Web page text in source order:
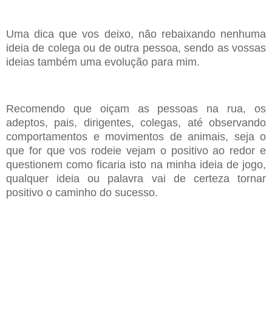
Uma dica que vos deixo, não rebaixando nenhuma
ideia de colega ou de outra pessoa, sendo as vossas
ideias também uma evolução para mim.
Recomendo que oiçam as pessoas na rua, os
adeptos, pais, dirigentes, colegas, até observando
comportamentos e movimentos de animais, seja o
que for que vos rodeie vejam o positivo ao redor e
questionem como ficaria isto na minha ideia de jogo,
qualquer ideia ou palavra vai de certeza tornar
positivo o caminho do sucesso.